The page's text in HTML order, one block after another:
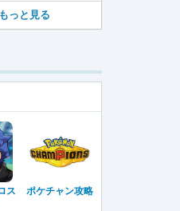
っと見る
ス
ポケチャン攻略